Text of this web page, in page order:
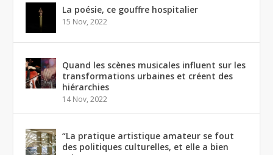
La poésie, ce gouffre hospitalier
15 Nov, 2022
Quand les scènes musicales influent sur les
transformations urbaines et créent des
hiérarchies
14 Nov, 2022
“La pratique artistique amateur se fout
des politiques culturelles, et elle a bien